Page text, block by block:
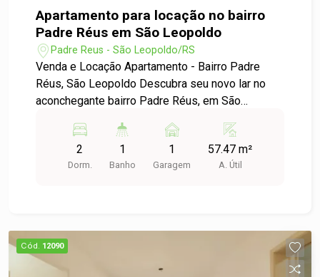
Apartamento para locação no bairro
Padre Réus em São Leopoldo
Padre Reus - São Leopoldo/RS
Venda e Locação Apartamento - Bairro Padre
Réus, São Leopoldo Descubra seu novo lar no
aconchegante bairro Padre Réus, em São
Apartamento - Dormitórios: 2 - Vagas de
Garagem: 1 Localização: Situado em um dos
bairros mais tranquilos de São Leopoldo, o
praticidade de viver em uma região que combina
tranquilidade e infraestrutura. - Disponibilidade:
Imediata Não perca a oportunidade de morar em
2
Dorm.
1
Banho
1
Garagem
57.47 m²
A. Útil
Cód. 12090